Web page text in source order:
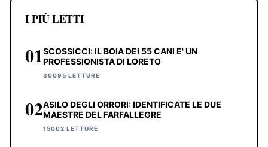
I PIÙ LETTI
01SCOSSICCI: IL BOIA DEI 55 CANI E' UN
PROFESSIONISTA DI LORETO
30095 LETTURE
02ASILO DEGLI ORRORI: IDENTIFICATE LE DUE
MAESTRE DEL FARFALLEGRE
15002 LETTURE